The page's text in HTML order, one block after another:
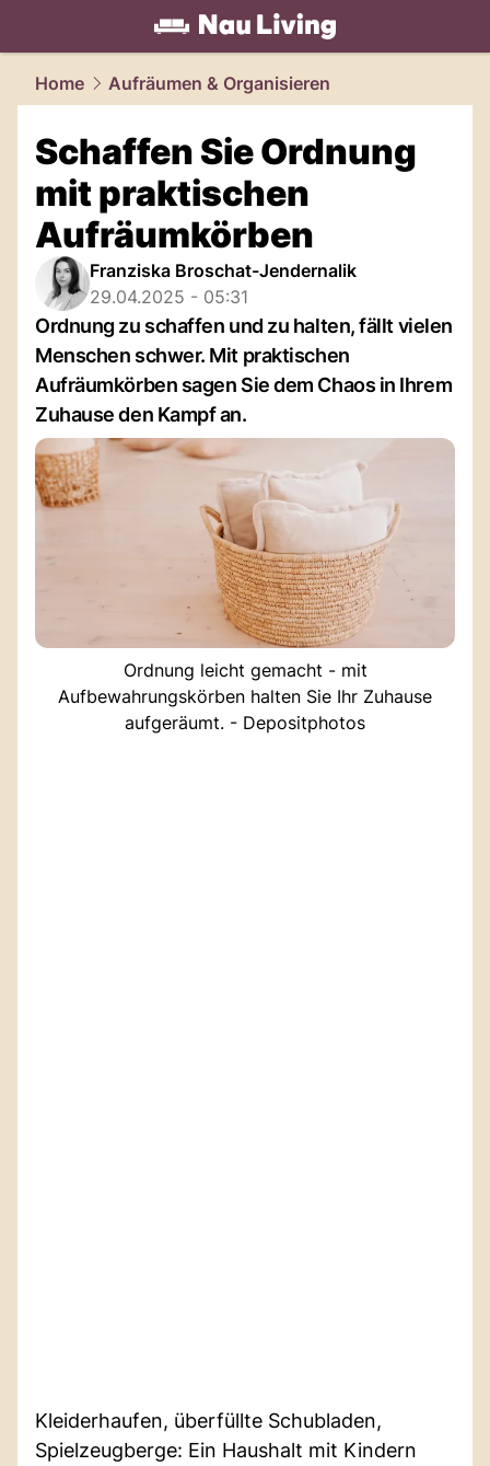
living.NAU.ch
Home Aufräumen & Organisieren
Schaffen Sie Ordnung
mit praktischen
Aufräumkörben
Franziska Broschat-Jendernalik
29.04.2025 - 05:31
Ordnung zu schaffen und zu halten, fällt vielen
Menschen schwer. Mit praktischen
Aufräumkörben sagen Sie dem Chaos in Ihrem
Zuhause den Kampf an.
Ordnung leicht gemacht - mit
Aufbewahrungskörben halten Sie Ihr Zuhause
aufgeräumt. - Depositphotos
Kleiderhaufen, überfüllte Schubladen,
Spielzeugberge: Ein Haushalt mit Kindern